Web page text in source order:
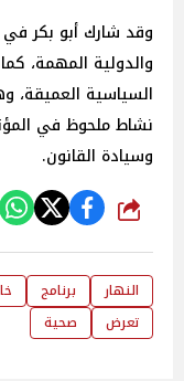
وقد شارك أبو بكر في
والدولية المهمة،
السياسية العميقة،
نشاط ملحوظ في
وسيادة القانون.
شارك
النهار برنامج
تعرض
صحية